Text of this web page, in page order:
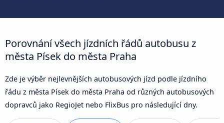
Porovnání všech jízdních řádů autobusu z
města Písek do města Praha
Zde je výběr nejlevnějších autobusových jízd podle jízdního
řádu z města Písek do města Praha od různých autobusových
dopravců jako RegioJet nebo FlixBus pro následující dny.